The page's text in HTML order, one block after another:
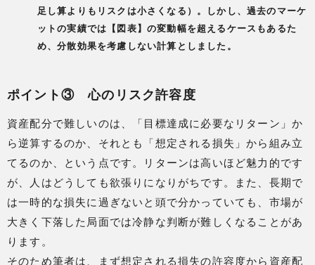
足し算よりもリスクは小さくなる）。しかし、過去のマーケ
ットの実績では【図表】の変動幅を超えるケースもあるた
め、分散効果を考慮しない計算としました。
ポイント③ 心のリスク許容度
資産配分で難しいのは、「目標達成に必要なリターン」か
ら逆算するのか、それとも「想定される損失」から組み立
てるのか、という点です。リターンは高いほど魅力的です
が、人はどうしても欲張りになりがちです。また、長期で
は一時的な損失に過ぎないと頭で分かっていても、市場が
大きく下落した局面では冷静な判断が難しくなることがあ
ります。
そのため筆者は、まず想定される損失の許容度から資産配